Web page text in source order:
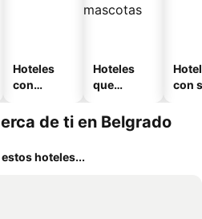
Hoteles
con
Hoteles
que
mascotas
con
de ti en Belgrado
hoteles...